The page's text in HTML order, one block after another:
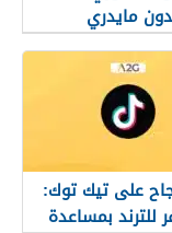
مايدري
على تيك توك:
للترند بمساعدة